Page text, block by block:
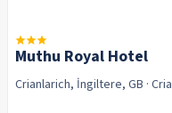
Muthu Royal Hotel
Crianlarich, İngiltere, GB ·